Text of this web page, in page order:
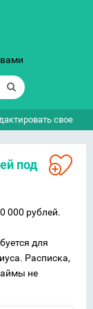
свое
000 рублей.
для
Расписка,
не